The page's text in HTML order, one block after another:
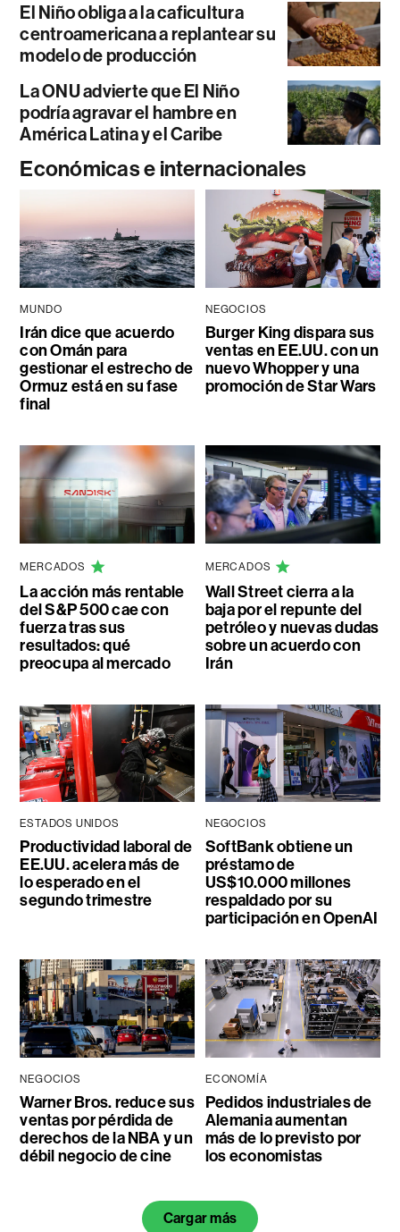
El Niño obliga a la caficultura
centroamericana a replantear su
modelo de producción
La ONU advierte que El Niño
podría agravar el hambre en
América Latina y el Caribe
Económicas e internacionales
MUNDO
Irán dice que acuerdo
con Omán para
gestionar el estrecho de
Ormuz está en su fase
final
NEGOCIOS
Burger King dispara sus
ventas en EE.UU. con un
nuevo Whopper y una
promoción de Star Wars
MERCADOS
La acción más rentable
del S&P 500 cae con
fuerza tras sus
resultados: qué
preocupa al mercado
MERCADOS
Wall Street cierra a la
baja por el repunte del
petróleo y nuevas dudas
sobre un acuerdo con
Irán
ESTADOS UNIDOS
Productividad laboral de
EE.UU. acelera más de
lo esperado en el
segundo trimestre
NEGOCIOS
SoftBank obtiene un
préstamo de
US$10.000 millones
respaldado por su
participación en OpenAI
NEGOCIOS
Warner Bros. reduce sus
ventas por pérdida de
derechos de la NBA y un
débil negocio de cine
ECONOMÍA
Pedidos industriales de
Alemania aumentan
más de lo previsto por
los economistas
Cargar más